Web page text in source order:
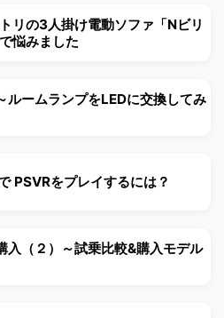
リの3人掛け電動ソファ「Nビリ
悩みました
ルームランプをLEDに交換してみ
PSVRをプレイするには？
入（２）～試乗比較&購入モデル